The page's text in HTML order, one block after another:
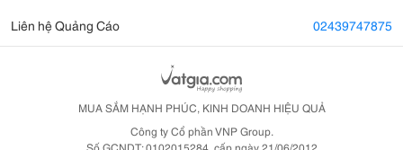
Liên hệ Quảng Cáo 02439747875
MUA SẮM HẠNH PHÚC, KINH DOANH HIỆU QUẢ
Công ty Cổ phần VNP Group.
Số GCNDT: 0102015284, cấp ngày 21/06/2012